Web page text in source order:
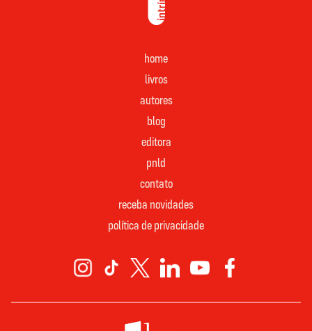
home
livros
autores
blog
editora
pnld
contato
receba novidades
política de privacidade